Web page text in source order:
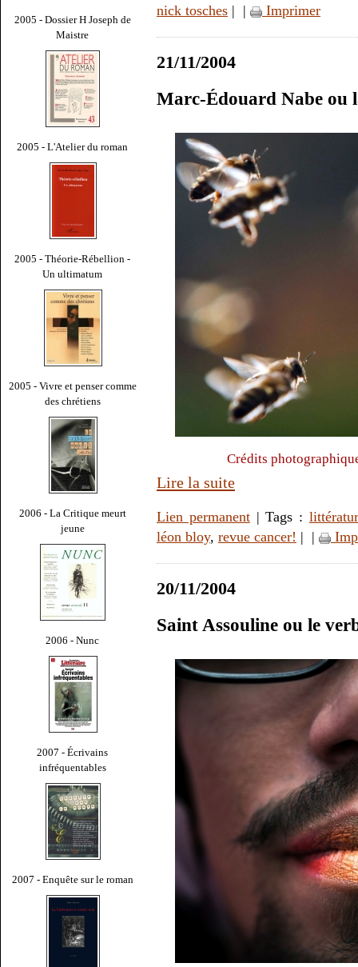
2005 - Dossier H Joseph de
Maistre
2005 - L'Atelier du roman
2005 - Théorie-Rébellion -
Un ultimatum
2005 - Vivre et penser comme
des chrétiens
2006 - La Critique meurt
jeune
2006 - Nunc
2007 - Écrivains
infréquentables
2007 - Enquête sur le roman
nick tosches | | Imprimer
21/11/2004
Marc-Édouard Nabe ou
Crédits
Lire la suite
Lien permanent| Tags :
léon bloy, revue cancer! | |
20/11/2004
Saint Assouline ou le